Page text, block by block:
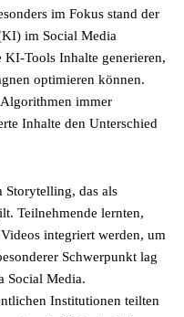
im Fokus stand der
im Social Media
Tools Inhalte generieren,
optimieren können.
immer
Inhalte den Unterschied
Storytelling, das als
Teilnehmende lernten,
integriert werden, um
Schwerpunkt lag
Social Media.
Institutionen teilten